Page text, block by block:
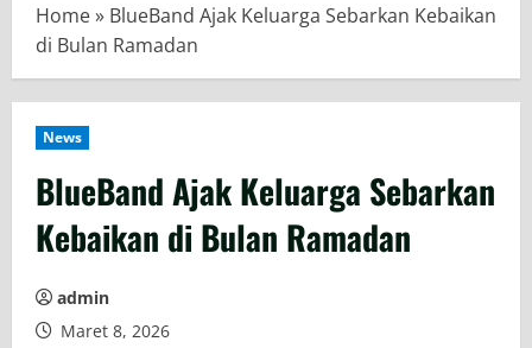
Home» BlueBand Ajak Keluarga Sebarkan Kebaikan
di Bulan Ramadan
News
BlueBand Ajak Keluarga Sebarkan
Kebaikan di Bulan Ramadan
admin
Maret 8, 2026